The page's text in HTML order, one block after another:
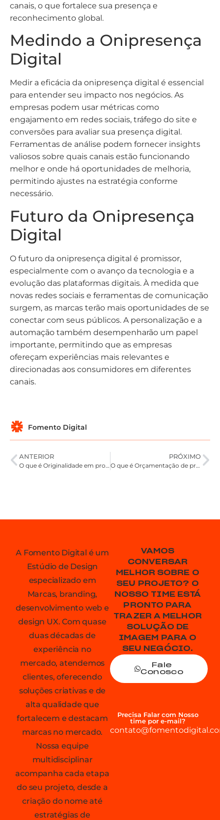
canais, o que fortalece sua presença e
reconhecimento global.
Medindo a Onipresença
Digital
Medir a eficácia da onipresença digital é essencial
para entender seu impacto nos negócios. As
empresas podem usar métricas como
engajamento em redes sociais, tráfego do site e
conversões para avaliar sua presença digital.
Ferramentas de análise podem fornecer insights
valiosos sobre quais canais estão funcionando
melhor e onde há oportunidades de melhoria,
permitindo ajustes na estratégia conforme
necessário.
Futuro da Onipresença
Digital
O futuro da onipresença digital é promissor,
especialmente com o avanço da tecnologia e a
evolução das plataformas digitais. À medida que
novas redes sociais e ferramentas de comunicação
surgem, as marcas terão mais oportunidades de se
conectar com seus públicos. A personalização e a
automação também desempenharão um papel
importante, permitindo que as empresas
ofereçam experiências mais relevantes e
direcionadas aos consumidores em diferentes
canais.
Fomento Digital
ANTERIOR
O que é Originalidade em produtos
PRÓXIMO
O que é Orçamentação de projeto
A Fomento Digital é um
Estúdio de Design
especializado em
Marcas, branding,
desenvolvimento web e
design UX. Com quase
duas décadas de
experiência no
mercado, atendemos
clientes, oferecendo
soluções criativas e de
alta qualidade que
fortalecem e destacam
marcas no mercado.
Nossa equipe
multidisciplinar
acompanha cada etapa
do seu projeto, desde a
criação do nome até
estratégias de
VAMOS
CONVERSAR
MELHOR SOBRE O
SEU PROJETO? O
NOSSO TIME ESTÁ
PRONTO PARA
TRAZER A MELHOR
SOLUÇÃO DE
IMAGEM PARA O
SEU NEGÓCIO.
Fale
Conosco
Precisa Falar com Nosso
time por e-mail?